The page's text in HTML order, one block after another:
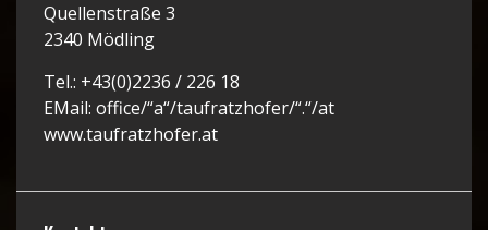
Quellenstraße 3
2340 Mödling
Tel.: +43(0)2236 / 226 18
EMail: office/“a“/taufratzhofer/“.“/at
www.taufratzhofer.at